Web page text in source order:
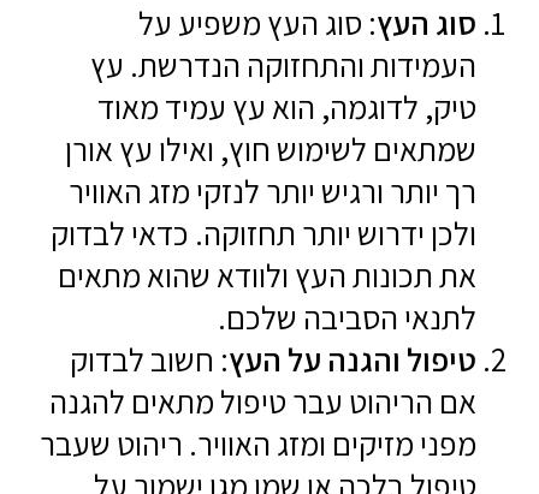
סוג העץ: סוג העץ משפיע על
העמידות והתחזוקה הנדרשת. עץ
טיק, לדוגמה, הוא עץ עמיד מאוד
שמתאים לשימוש חוץ, ואילו עץ אורן
רך יותר ורגיש יותר לנזקי מזג האוויר
ולכן ידרוש יותר תחזוקה. כדאי לבדוק
את תכונות העץ ולוודא שהוא מתאים
לתנאי הסביבה שלכם.
טיפול והגנה על העץ: חשוב לבדוק
אם הריהוט עבר טיפול מתאים להגנה
מפני מזיקים ומזג האוויר. ריהוט שעבר